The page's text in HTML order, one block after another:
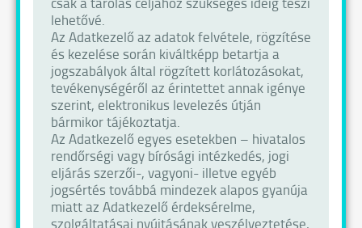
lehetővé.
Az Adatkezelő az adatok felvétele, rögzítése
és kezelése során kiváltképp betartja a
jogszabályok által rögzített korlátozásokat,
tevékenységéről az érintettet annak igénye
szerint, elektronikus levelezés útján
bármikor tájékoztatja.
Az Adatkezelő egyes esetekben – hivatalos
rendőrségi vagy bírósági intézkedés, jogi
eljárás szerzői-, vagyoni- illetve egyéb
jogsértés továbbá mindezek alapos gyanúja
miatt az Adatkezelő érdeksérelme,
szolgáltatásai nyújtásának veszélyeztetése,